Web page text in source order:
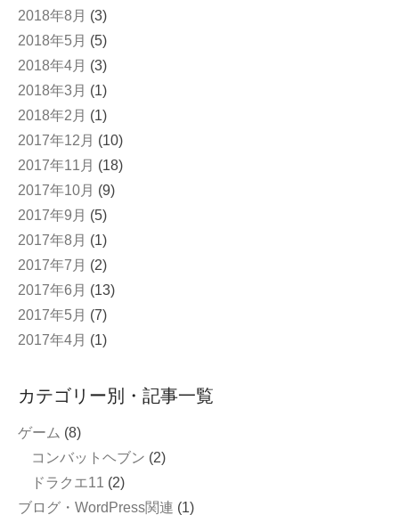
2018年8月 (3)
2018年5月 (5)
2018年4月 (3)
2018年3月 (1)
2018年2月 (1)
2017年12月 (10)
2017年11月 (18)
2017年10月 (9)
2017年9月 (5)
2017年8月 (1)
2017年7月 (2)
2017年6月 (13)
2017年5月 (7)
2017年4月 (1)
カテゴリー別・記事一覧
ゲーム (8)
コンバットヘブン (2)
ドラクエ11 (2)
ブログ・WordPress関連 (1)